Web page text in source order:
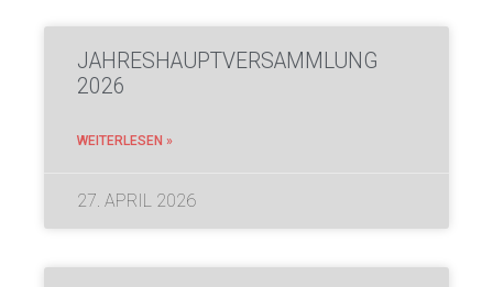
JAHRESHAUPTVERSAMMLUNG
2026
WEITERLESEN »
27. APRIL 2026